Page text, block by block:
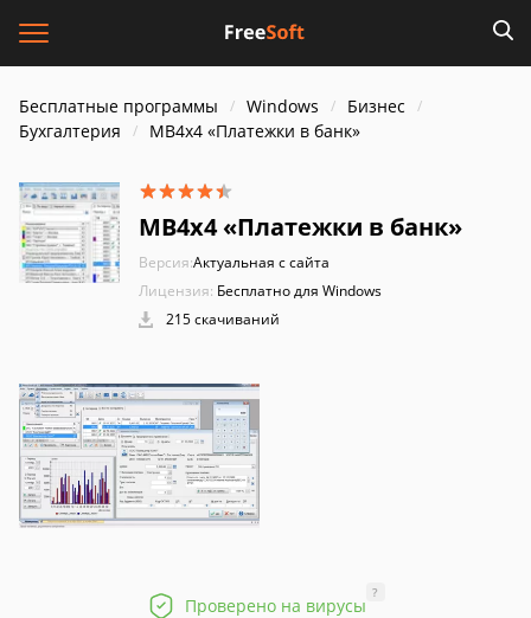
Бесплатные программы Windows
Бизнес
Бухгалтерия
MB4x4 «Платежки в банк»
MB4x4 «Платежки в банк»
Версия:Актуальная с сайта
Лицензия: Бесплатно для Windows
215 скачиваний
Проверено на вирусы
?